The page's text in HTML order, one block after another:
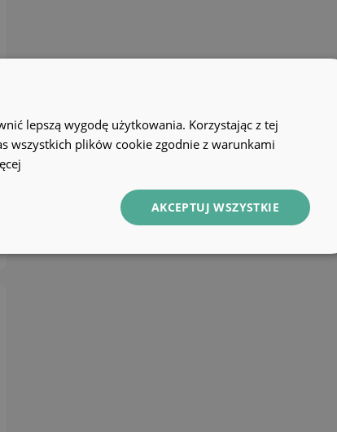
lepszą wygodę użytkowania. Korzystając z tej
wszystkich plików cookie zgodnie z warunkami
AKCEPTUJ WSZYSTKIE